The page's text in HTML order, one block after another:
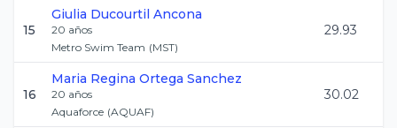
15
Giulia Ducourtil Ancona
20 años
Metro Swim Team (MST)
29.93
16
Maria Regina Ortega Sanchez
20 años
Aquaforce (AQUAF)
30.02